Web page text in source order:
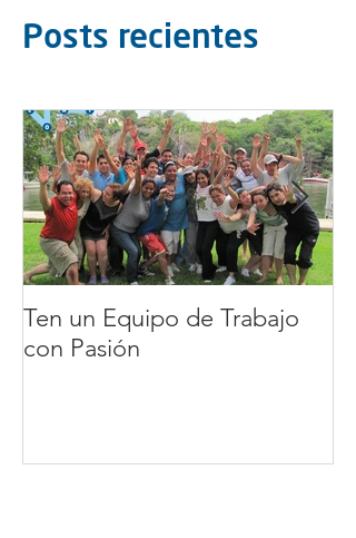
Posts recientes
Ten un Equipo de Trabajo
con Pasión